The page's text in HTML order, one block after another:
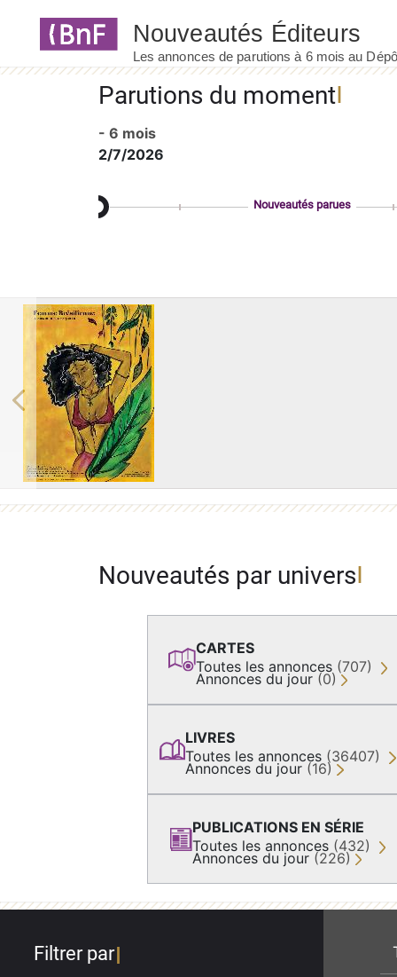
Parutions du moment
- 6 mois
2/7/2026
Nouveautés parues
Previous
Nouveautés par univers
CARTES
Toutes les annonces (707)
Annonces du jour (0)
LIVRES
Toutes les annonces (36407)
Annonces du jour (16)
PUBLICATIONS EN SÉRIE
Toutes les annonces (432)
Annonces du jour (226)
Filtrer par